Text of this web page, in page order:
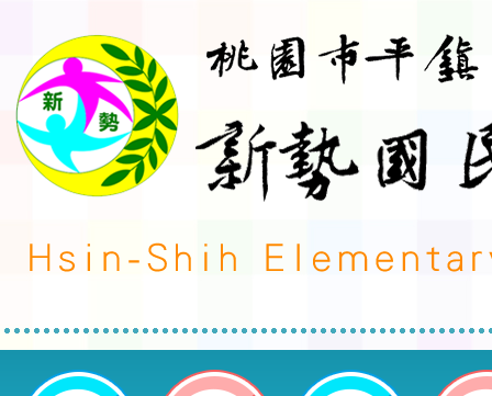
「114年校園合理調整案例徵選辦